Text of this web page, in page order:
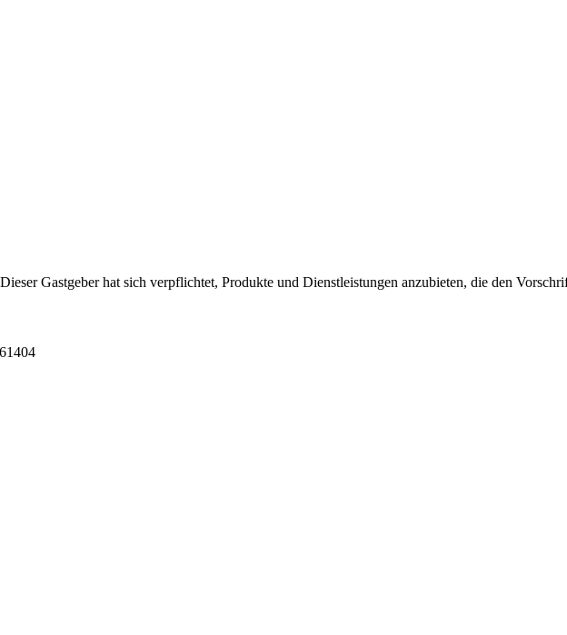
Gastgeber hat sich verpflichtet, Produkte und Dienstleistungen anzubieten, die den